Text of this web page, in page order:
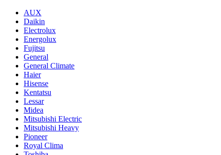
AUX
Daikin
Electrolux
Energolux
Fujitsu
General
General Climate
Haier
Hisense
Kentatsu
Lessar
Midea
Mitsubishi Electric
Mitsubishi Heavy
Pioneer
Royal Clima